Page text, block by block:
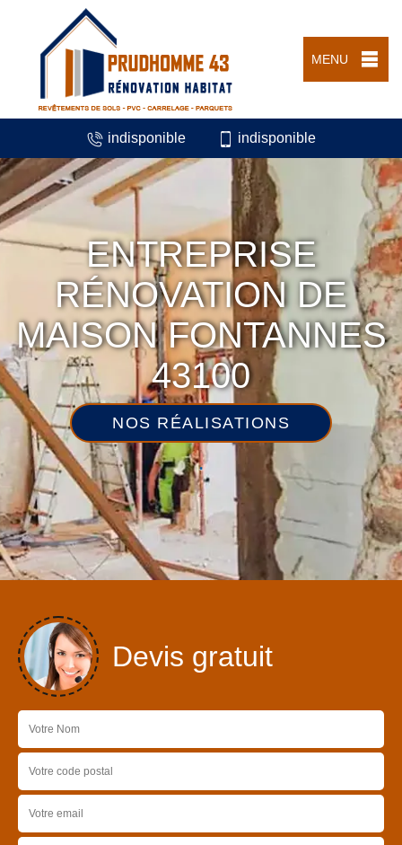
MENU
indisponible indisponible
ENTREPRISE
RÉNOVATION DE
MAISON FONTANNES
43100
NOS RÉALISATIONS
Devis gratuit